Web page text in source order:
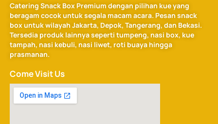
Catering Snack Box Premium dengan pilihan kue yang
beragam cocok untuk segala macam acara. Pesan snack
box untuk wilayah Jakarta, Depok, Tangerang, dan Bekasi.
Tersedia produk lainnya seperti tumpeng, nasi box, kue
tampah, nasi kebuli, nasi liwet, roti buaya hingga
prasmanan.
Come Visit Us